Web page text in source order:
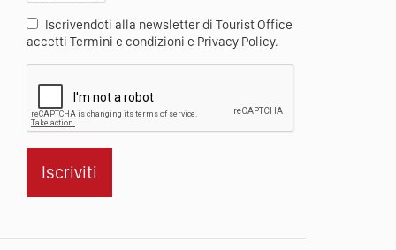
Iscrivendoti alla newsletter di Tourist Office
accetti Termini e condizioni e Privacy Policy.
Iscriviti